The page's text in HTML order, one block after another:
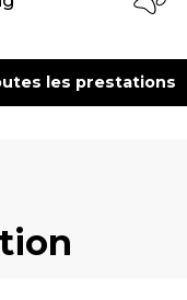
les prestations